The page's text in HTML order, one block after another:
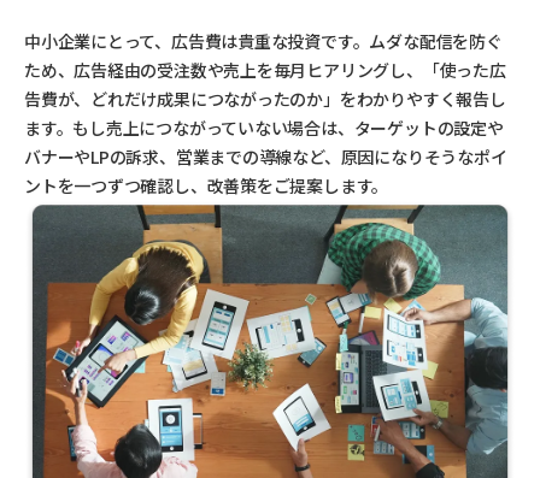
中小企業にとって、広告費は貴重な投資です。ムダな配信を防ぐ
ため、広告経由の受注数や売上を毎月ヒアリングし、「使った広
告費が、どれだけ成果につながったのか」をわかりやすく報告し
ます。もし売上につながっていない場合は、ターゲットの設定や
バナーやLPの訴求、営業までの導線など、原因になりそうなポイ
ントを一つずつ確認し、改善策をご提案します。